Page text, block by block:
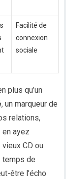
Facilité de
connexion
sociale
plus qu’un
, un marqueur de
relations,
en ayez
CD ou
temps de
être l’écho